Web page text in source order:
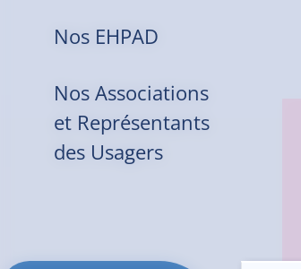
Nos EHPAD
Nos Associations
et Représentants
des Usagers